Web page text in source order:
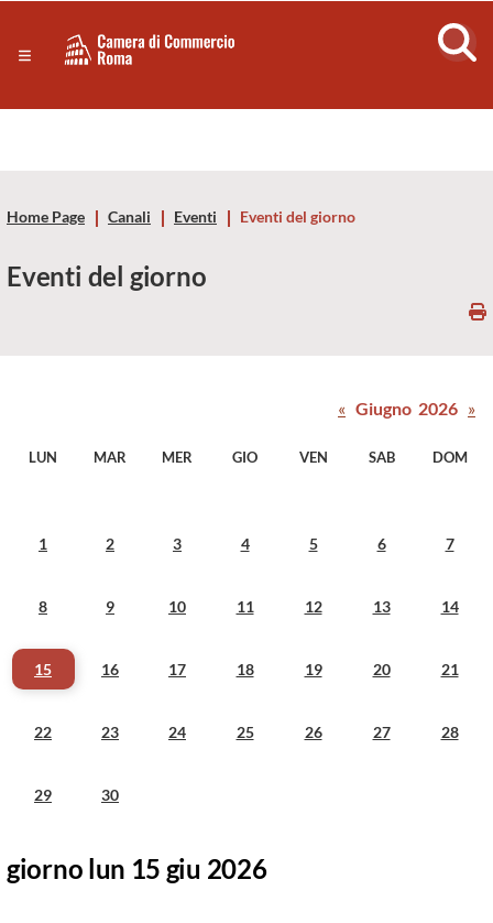
Servizi
Risorse Principali
Camera
Commercio
di
Roma
Roma
Home Page Canali Eventi Eventi del giorno
Eventi del giorno
LUN MAR MER GIO VEN SAB DOM
1 2 3 4 5 6 7
8 9 10 11 12 13 14
15 16 17 18 19 20 21
22 23 24 25 26 27 28
29 30
« Giugno 2026 »
giorno lun 15 giu 2026